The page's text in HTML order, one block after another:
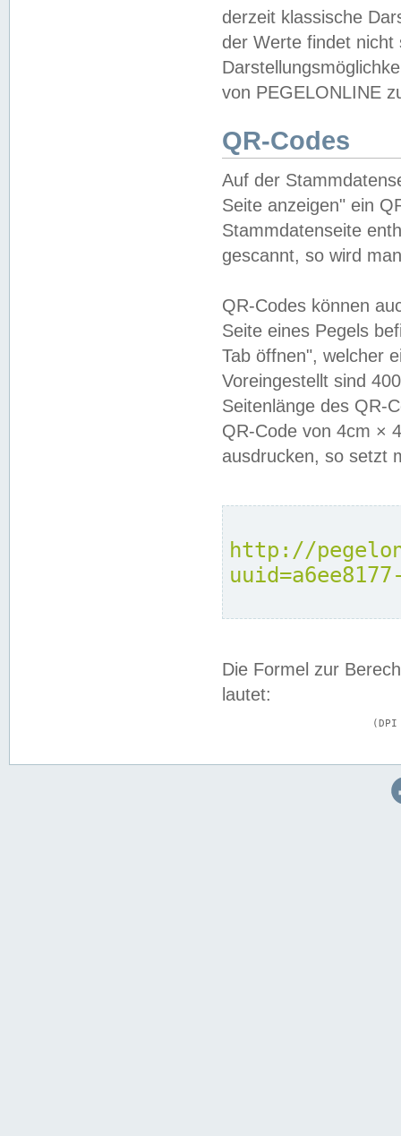
derzeit klassische
der Werte findet
von PEGELONLINE
QR-Codes
Auf der
Seite anzeigen" ein
Stammdatenseite
gescannt, so wird
QR-Codes können
Seite eines Pegels
Tab öffnen", welcher
Voreingestellt sind
Seitenlänge des QR-
QR-Code von 4cm ×
ausdrucken, so setzt
http://
Die Formel zur
lautet: